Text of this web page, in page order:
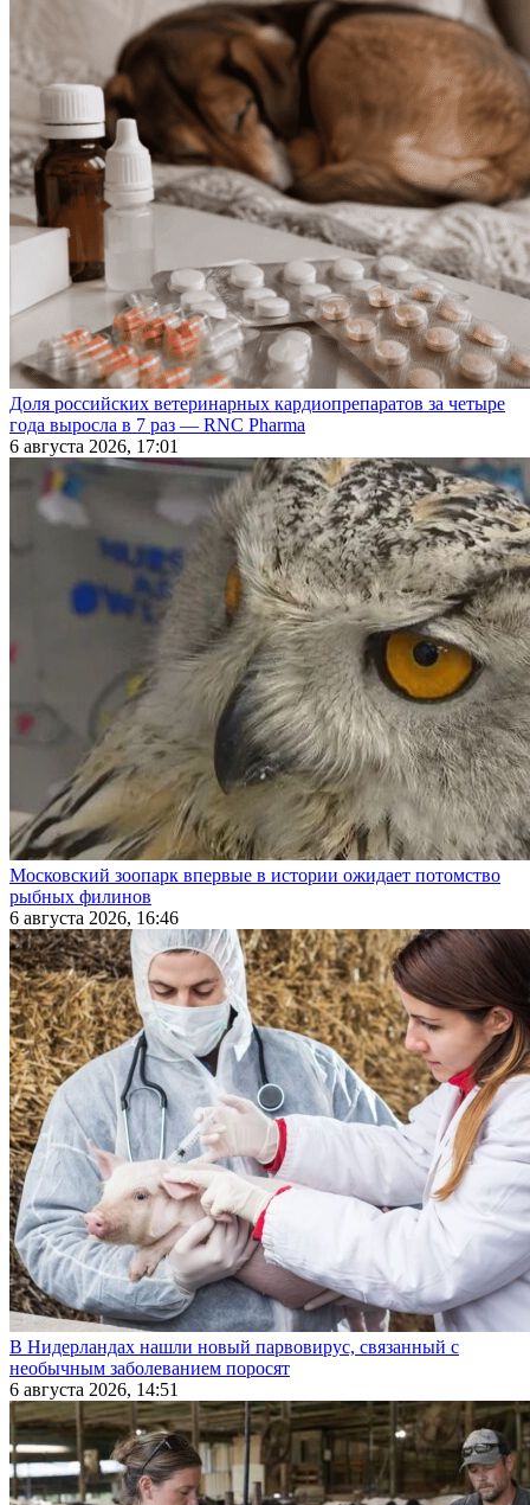
Доля российских ветеринарных кардиопрепаратов за четыре
года выросла в 7 раз — RNC Pharma
6 августа 2026, 17:01
Московский зоопарк впервые в истории ожидает потомство
рыбных филинов
6 августа 2026, 16:46
В Нидерландах нашли новый парвовирус, связанный с
необычным заболеванием поросят
6 августа 2026, 14:51